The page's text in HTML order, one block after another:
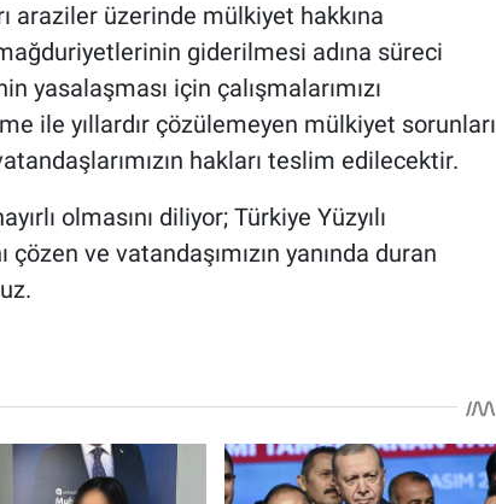
araziler üzerinde mülkiyet hakkına
giderilmesi adına süreci
yasalaşması için çalışmalarımızı
ile yıllardır çözülemeyen mülkiyet sorunları
hakları teslim edilecektir.
olmasını diliyor; Türkiye Yüzyılı
ve vatandaşımızın yanında duran